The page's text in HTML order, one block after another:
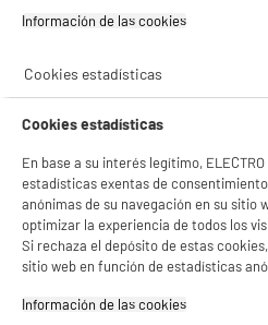
★★★★★
★★★★★
4.8/5(31)
compare_product
0.3ms Adaptive
168
Información de las cookies‎
Cookies estadísticas
Cookies estadísticas
En base a su interés legítimo,
estadísticas exentas de
anónimas de su navegación en su sitio
optimizar la experiencia de todos los
Si rechaza el depósito de estas
sitio web en función de estadísticas
Información de las cookies‎